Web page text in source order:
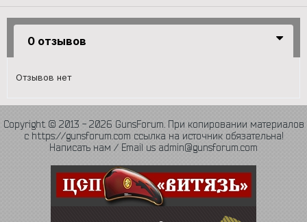
0 отзывов
Отзывов нет
Copyright © 2013 - 2026 GunsForum. При копировании материалов
с https://gunsforum.com ссылка на источник обязательна!
Написать нам / Email us admin@gunsforum.com